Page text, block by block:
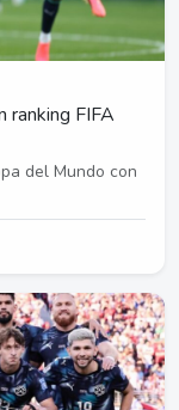
ranking FIFA
del Mundo con